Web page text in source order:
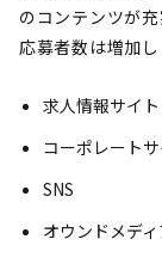
のコンテンツが
応募者数は増加し
求人情報サイト
コーポレート
SNS
オウンドメディ